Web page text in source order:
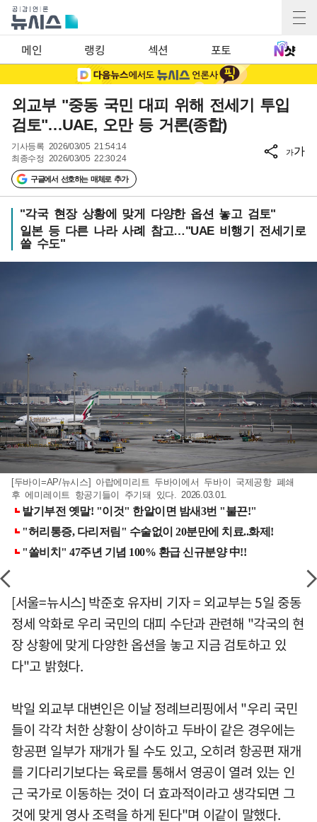
메인 랭킹 섹션 포토
외교부 "중동 국민 대피 위해 전세기 투입
검토"…UAE, 오만 등 거론(종합)
기사등록 2026/03/05 21:54:14
최종수정 2026/03/05 22:30:24
구글에서 선호하는 매체로 추가
가가
"각국 현장 상황에 맞게 다양한 옵션 놓고 검토"
일본 등 다른 나라 사례 참고…"UAE 비행기 전세기로
쓸 수도"
[두바이=AP/뉴시스] 아랍에미리트 두바이에서 두바이 국제공항 폐쇄
후 에미레이트 항공기들이 주기돼 있다. 2026.03.01.
[서울=뉴시스] 박준호 유자비 기자 = 외교부는 5일 중동
정세 악화로 우리 국민의 대피 수단과 관련해 "각국의 현
장 상황에 맞게 다양한 옵션을 놓고 지금 검토하고 있
다"고 밝혔다.
박일 외교부 대변인은 이날 정례브리핑에서 "우리 국민
들이 각각 처한 상황이 상이하고 두바이 같은 경우에는
항공편 일부가 재개가 될 수도 있고, 오히려 항공편 재개
를 기다리기보다는 육로를 통해서 영공이 열려 있는 인
근 국가로 이동하는 것이 더 효과적이라고 생각되면 그
것에 맞게 영사 조력을 하게 된다"며 이같이 말했다.